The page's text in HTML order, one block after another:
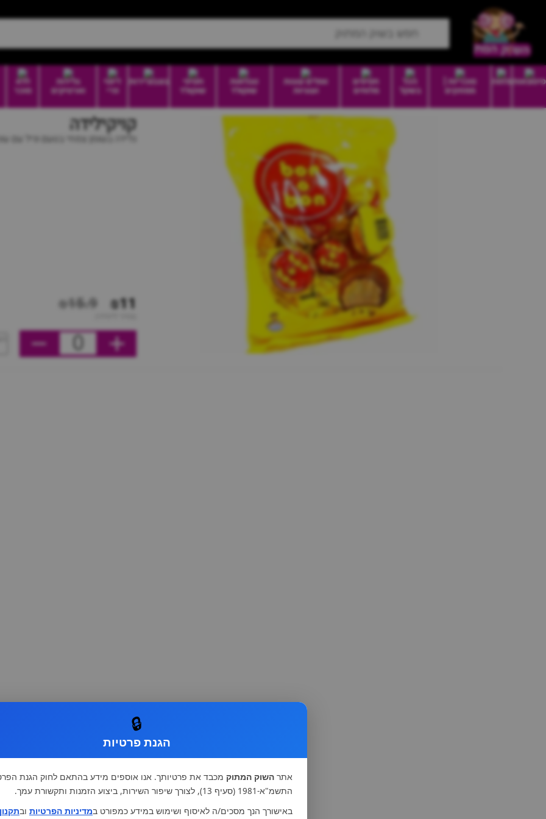
סיטונאותמזווה
סוכריות |
ממתקים
הכל
בשקל
חטיפים
מלוחים
וופלים עוגות
ועוגיות
טבלאות
שוקולד
חטיפי
שוקולד
בונבוניירות
דיוטי
פרי
גלידות
וארטיקים
ללא
סוכר
קויקילידה
גלידה בשומן צמחי בטעם וניל עם
₪11
₪15.9
0
🔒
הגנת פרטיות
אתר השוק המתוק מכבד את פרטיותך. אנו אוספים מידע בהתאם לחוק הגנת
התשמ"א-1981 (סעיף 13), לצורך שיפור השירות, ביצוע הזמנות ותקשורת עמך.
באישורך הנך מסכים/ה לאיסוף ושימוש במידע כמפורט במדיניות הפרטיות ובתקנון